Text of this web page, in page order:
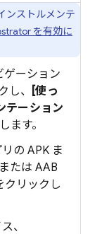
ンストルメンテ
を有効に
ゲーション
し、
[使っ
テーション
ます。
の APK ま
たは AAB
クリックし
、